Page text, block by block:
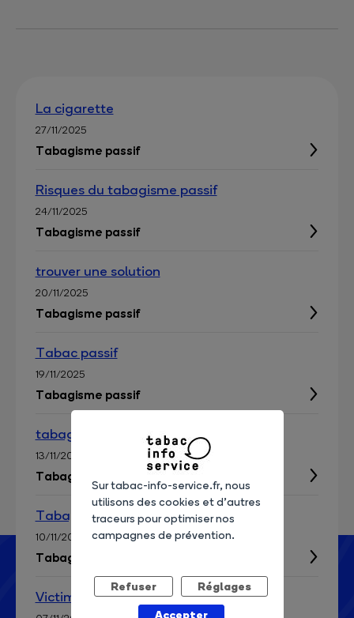
La cigarette
27/11/2025
Tabagisme passif
Risques du tabagisme passif
24/11/2025
Tabagisme passif
trouver une solution
20/11/2025
Tabagisme passif
Tabac passif
19/11/2025
Tabagisme passif
tabagisme passif résidence
13/11/2025
Tabagisme passif
Tabagisme passif bébé
10/11/2025
Tabagisme passif
Victime de tabagisme passif
Sur tabac-info-service.fr, nous
utilisons des cookies et d’autres
traceurs pour optimiser nos
campagnes de prévention.
Refuser
Réglages
Accepter